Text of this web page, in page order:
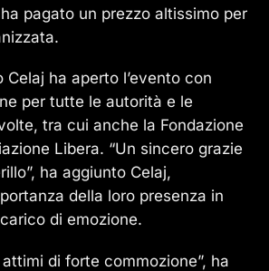
pagato un prezzo altissimo per
Celaj ha aperto l’evento con
per tutte le autorità e le
tra cui anche la Fondazione
Libera. “Un sincero grazie
ha aggiunto Celaj,
della loro presenza in
di emozione.
di forte commozione”, ha